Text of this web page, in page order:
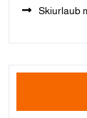
Skiurlaub